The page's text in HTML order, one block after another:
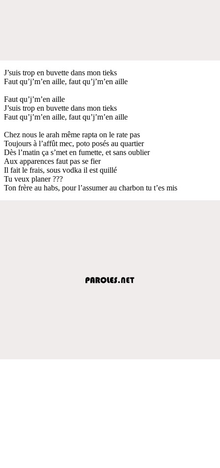
J’suis trop en buvette dans mon tieks
Faut qu’j’m’en aille, faut qu’j’m’en aille
Faut qu’j’m’en aille
J’suis trop en buvette dans mon tieks
Faut qu’j’m’en aille, faut qu’j’m’en aille
Chez nous le arah même rapta on le rate pas
Toujours à l’affût mec, poto posés au quartier
Dès l’matin ça s’met en fumette, et sans oublier
Aux apparences faut pas se fier
Il fait le frais, sous vodka il est quillé
Tu veux planer ???
Ton frère au habs, pour l’assumer au charbon tu t’es mis